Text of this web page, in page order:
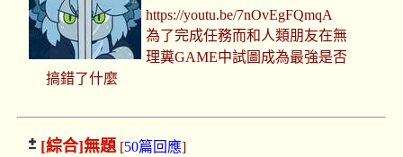
https://youtu.be/7nOvEgFQmqA
為了完成任務而和人類朋友在無
理糞GAME中試圖成為最強是否
搞錯了什麼
[綜合]無題[50篇回應]